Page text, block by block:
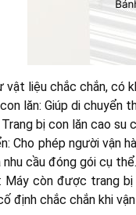
vật liệu chắc chắn, có
lăn: Giúp di chuyển
bị con lăn cao
Cho phép người vận
cầu đóng gói cụ thể.
Máy còn được trang
định chắc chắn khi